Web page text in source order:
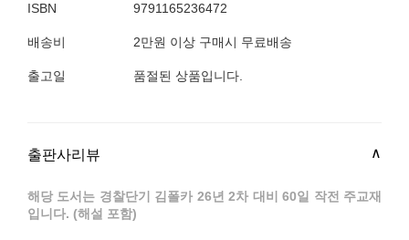
ISBN 9791165236472
배송비 2만원 이상 구매시 무료배송
출고일 품절된 상품입니다.
출판사리뷰
해당 도서는 경찰단기 김폴카 26년 2차 대비 60일 작전 주교재
입니다. (해설 포함)